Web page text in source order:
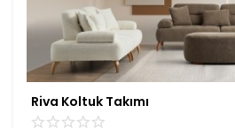
Riva Koltuk Takımı